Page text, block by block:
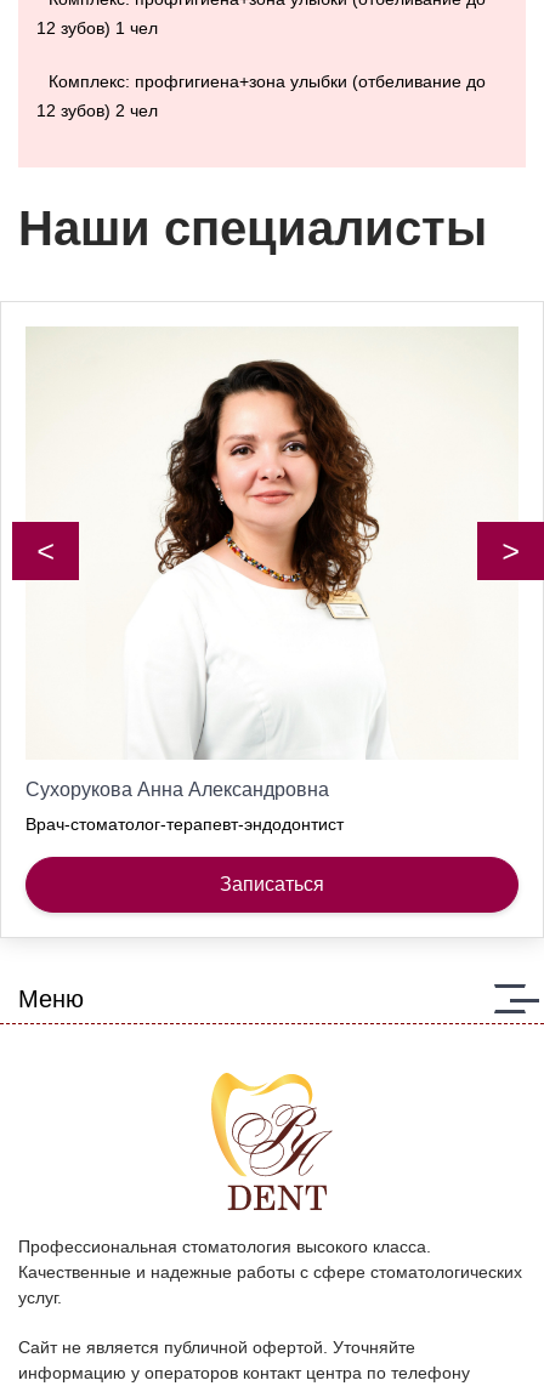
12 зубов) 1 чел
Комплекс: профгигиена+зона улыбки (отбеливание до
12 зубов) 2 чел
Наши специалисты
< >
Сухорукова Анна Александровна
Врач-стоматолог-терапевт-эндодонтист
Записаться
Меню
Профессиональная стоматология высокого класса.
Качественные и надежные работы с сфере стоматологических
услуг.
Сайт не является публичной офертой. Уточняйте
информацию у операторов контакт центра по телефону